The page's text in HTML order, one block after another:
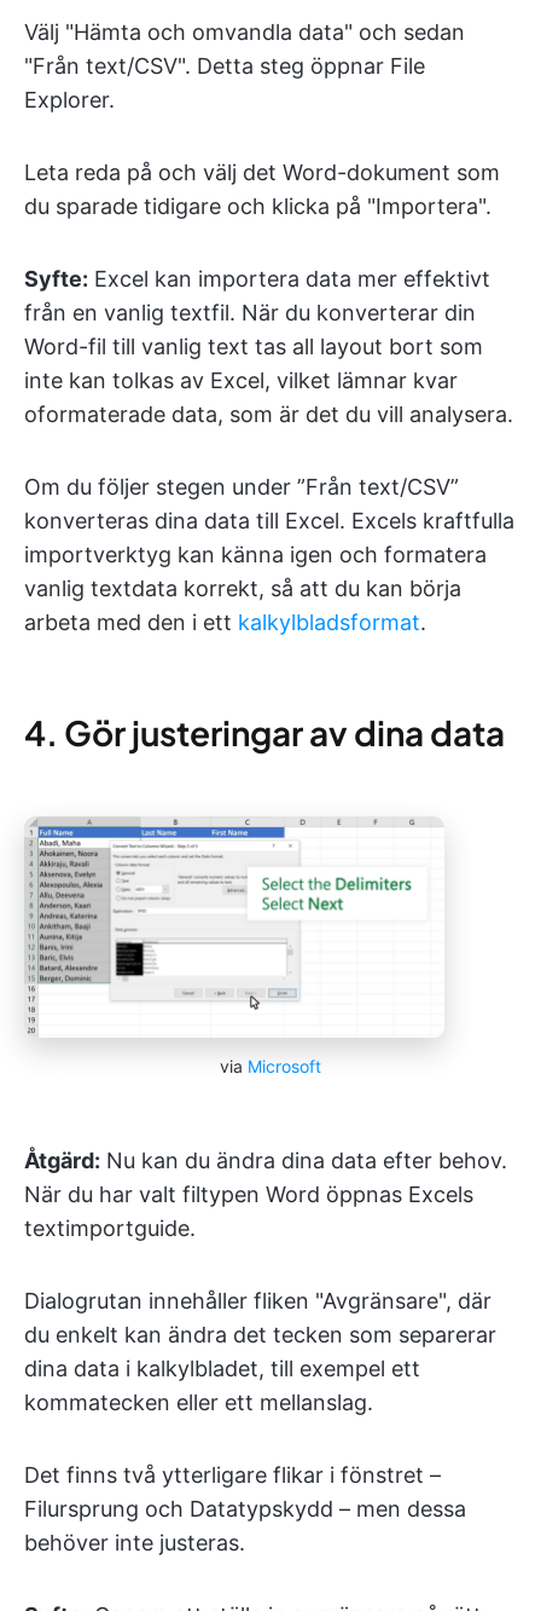
Välj "Hämta och omvandla data" och sedan
"Från text/CSV". Detta steg öppnar File
Explorer.
Leta reda på och välj det Word-dokument som
du sparade tidigare och klicka på "Importera".
Syfte: Excel kan importera data mer effektivt
från en vanlig textfil. När du konverterar din
Word-fil till vanlig text tas all layout bort som
inte kan tolkas av Excel, vilket lämnar kvar
oformaterade data, som är det du vill analysera.
Om du följer stegen under ”Från text/CSV”
konverteras dina data till Excel. Excels kraftfulla
importverktyg kan känna igen och formatera
vanlig textdata korrekt, så att du kan börja
arbeta med den i ett kalkylbladsformat.
4. Gör justeringar av dina data
via Microsoft
Åtgärd: Nu kan du ändra dina data efter behov.
När du har valt filtypen Word öppnas Excels
textimportguide.
Dialogrutan innehåller fliken "Avgränsare", där
du enkelt kan ändra det tecken som separerar
dina data i kalkylbladet, till exempel ett
kommatecken eller ett mellanslag.
Det finns två ytterligare flikar i fönstret –
Filursprung och Datatypskydd – men dessa
behöver inte justeras.